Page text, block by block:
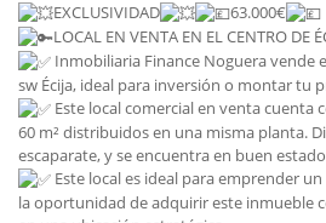
EXCLUSIVIDAD
63.000€
LOCAL EN VENTA EN EL CENTRO DE
Inmobiliaria Finance Noguera vende
sw Écija, ideal para inversión o montar tu
Este local comercial en venta cuenta
60 m² distribuidos en una misma planta.
escaparate, y se encuentra en buen
Este local es ideal para emprender
la oportunidad de adquirir este inmueble